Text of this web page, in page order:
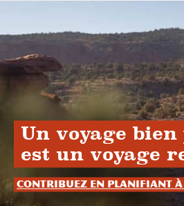
Un voyage
est un voyage
Contribuez en planifiant à